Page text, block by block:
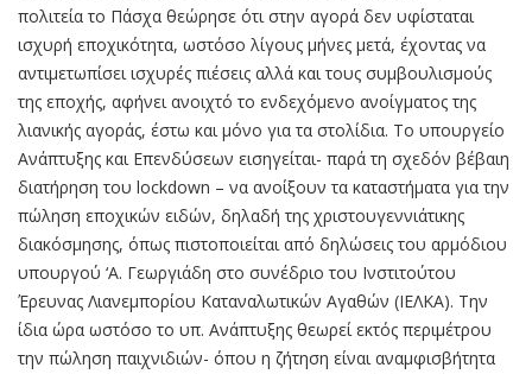
πολιτεία το Πάσχα θεώρησε ότι στην αγορά δεν υφίσταται
ισχυρή εποχικότητα, ωστόσο λίγους μήνες μετά, έχοντας να
αντιμετωπίσει ισχυρές πιέσεις αλλά και τους συμβουλισμούς
της εποχής, αφήνει ανοιχτό το ενδεχόμενο ανοίγματος της
λιανικής αγοράς, έστω και μόνο για τα στολίδια. Το υπουργείο
Ανάπτυξης και Επενδύσεων εισηγείται- παρά τη σχεδόν βέβαιη
διατήρηση του lockdown – να ανοίξουν τα καταστήματα για την
πώληση εποχικών ειδών, δηλαδή της χριστουγεννιάτικης
διακόσμησης, όπως πιστοποιείται από δηλώσεις του αρμόδιου
υπουργού ‘Α. Γεωργιάδη στο συνέδριο του Iνστιτούτου
Έρευνας Λιανεμπορίου Καταναλωτικών Αγαθών (ΙΕΛΚΑ). Την
ίδια ώρα ωστόσο το υπ. Ανάπτυξης θεωρεί εκτός περιμέτρου
την πώληση παιχνιδιών- όπου η ζήτηση είναι αναμφισβήτητα